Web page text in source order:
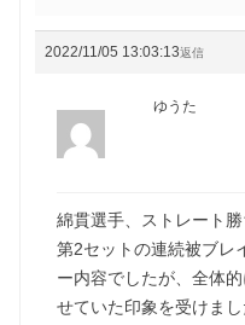
2022/11/05 13:03:13返信
ゆうた
綿貫選手、ストレート勝
第2セットの連続被ブレ
ー内容でしたが、全体
せていた印象を受けまし